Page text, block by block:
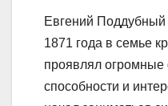
Евгений
1871 года в семье
проявлял огромные
способности и